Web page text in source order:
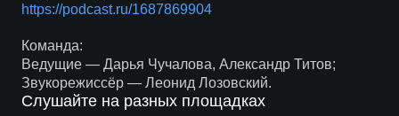
https://podcast.ru/1687869904
Команда:
Ведущие — Дарья Чучалова, Александр Титов;
Звукорежиссёр — Леонид Лозовский.
Слушайте на разных площадках